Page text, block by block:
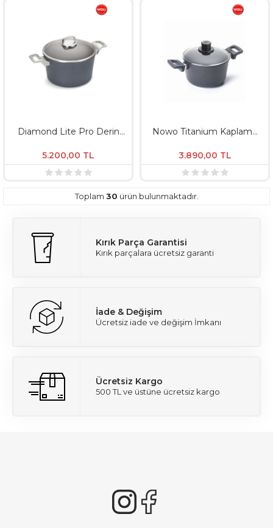
Diamond Lite Pro Derin
13,5 CM Indüksiyon
5.200,00 TL
Nowo Titanium Kaplama
Derinlik 12 CM
3.890,00 TL
Toplam 30 ürün bulunmaktadır.
Kırık Parça Garantisi
Kırık parçalara ücretsiz garanti
İade & Değişim
Ücretsiz iade ve değişim İmkanı
Ücretsiz Kargo
500 TL ve üstüne ücretsiz kargo